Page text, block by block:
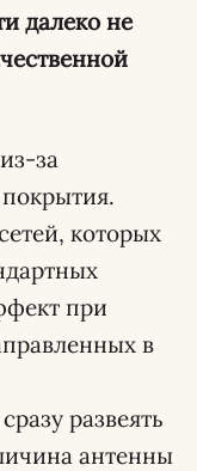
далеко не
за
которых
при
в
развеять
антенны